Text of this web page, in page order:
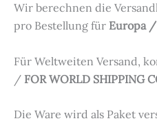
Wir berechnen die
pro Bestellung für Europa /
Für Weltweiten Versand,
/ FOR WORLD SHIPPING
Die Ware wird als Paket